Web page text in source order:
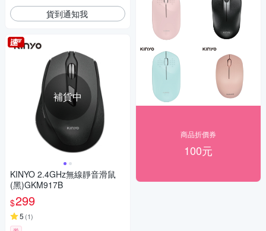
貨到通知我
補貨中
KINYO 2.4GHz無線靜音滑鼠
(黑)GKM917B
$299
5 (1)
商品折價券
100元